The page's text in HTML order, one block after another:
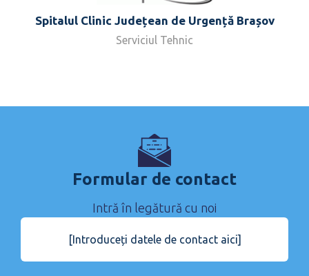
Spitalul Clinic Județean de Urgență Brașov
Serviciul Tehnic
Formular de contact
Intră în legătură cu noi
[Introduceți datele de contact aici]